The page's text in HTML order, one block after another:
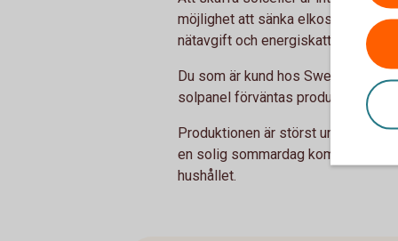
möjlighet att sänka elkostnaderna.
nätavgift och energiskatt för den
Du som är kund hos Swedbank
solpanel förväntas producera el i
Produktionen är störst under
en solig sommardag kommer
hushållet.